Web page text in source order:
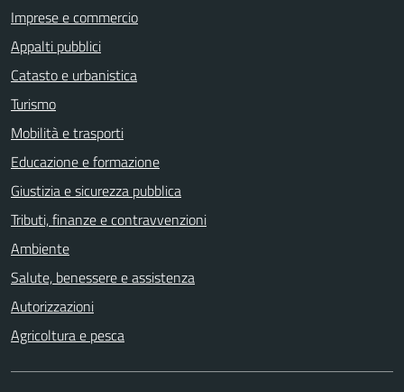
Imprese e commercio
Appalti pubblici
Catasto e urbanistica
Turismo
Mobilità e trasporti
Educazione e formazione
Giustizia e sicurezza pubblica
Tributi, finanze e contravvenzioni
Ambiente
Salute, benessere e assistenza
Autorizzazioni
Agricoltura e pesca